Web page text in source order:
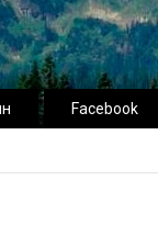
Facebook